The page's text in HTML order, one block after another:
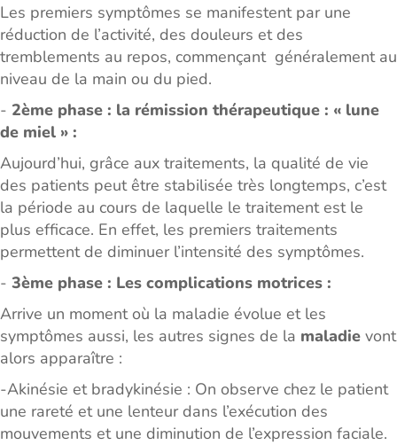
Les premiers symptômes se manifestent par une
réduction de l’activité, des douleurs et des
tremblements au repos, commençant généralement au
niveau de la main ou du pied.
- 2ème phase : la rémission thérapeutique : « lune
de miel » :
Aujourd’hui, grâce aux traitements, la qualité de vie
des patients peut être stabilisée très longtemps, c’est
la période au cours de laquelle le traitement est le
plus efficace. En effet, les premiers traitements
permettent de diminuer l’intensité des symptômes.
- 3ème phase : Les complications motrices :
Arrive un moment où la maladie évolue et les
symptômes aussi, les autres signes de la maladie vont
alors apparaître :
-Akinésie et bradykinésie : On observe chez le patient
une rareté et une lenteur dans l’exécution des
mouvements et une diminution de l’expression faciale.